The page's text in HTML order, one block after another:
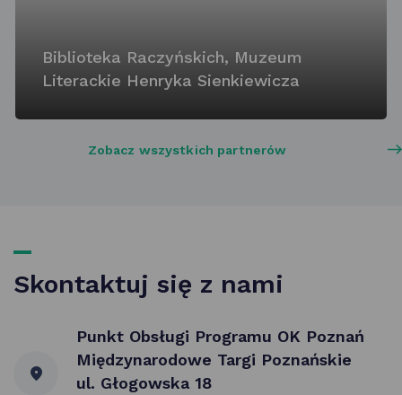
Biblioteka Raczyńskich, Muzeum
Literackie Henryka Sienkiewicza
Zobacz wszystkich partnerów
Skontaktuj się z nami
Punkt Obsługi Programu OK Poznań
Międzynarodowe Targi Poznańskie
ul. Głogowska 18